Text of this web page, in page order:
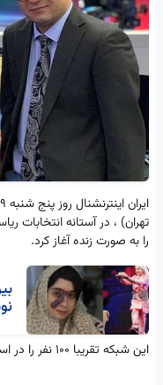
تهران) ، در آستانه انتخابات
را به صورت زنده آغاز کرد.
این شبکه تقریبا 100 نفر را در استخدام دارد.